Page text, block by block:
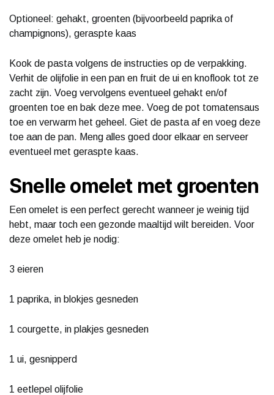
Optioneel: gehakt, groenten (bijvoorbeeld paprika of
champignons), geraspte kaas
Kook de pasta volgens de instructies op de verpakking.
Verhit de olijfolie in een pan en fruit de ui en knoflook tot ze
zacht zijn. Voeg vervolgens eventueel gehakt en/of
groenten toe en bak deze mee. Voeg de pot tomatensaus
toe en verwarm het geheel. Giet de pasta af en voeg deze
toe aan de pan. Meng alles goed door elkaar en serveer
eventueel met geraspte kaas.
Snelle omelet met groenten
Een omelet is een perfect gerecht wanneer je weinig tijd
hebt, maar toch een gezonde maaltijd wilt bereiden. Voor
deze omelet heb je nodig:
3 eieren
1 paprika, in blokjes gesneden
1 courgette, in plakjes gesneden
1 ui, gesnipperd
1 eetlepel olijfolie